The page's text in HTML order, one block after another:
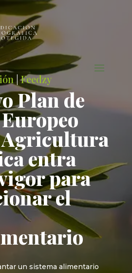
|Feedzy
Plan de
Agricultura
entra
para
el
un sistema alimentario